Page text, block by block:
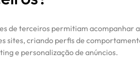
de terceiros permitiam acompanhar
sites, criando perfis de
e personalização de anúncios.